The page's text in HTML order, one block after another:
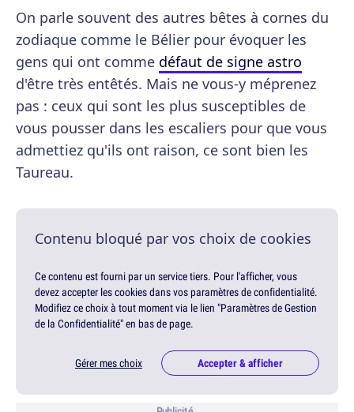
On parle souvent des autres bêtes à cornes du
zodiaque comme le Bélier pour évoquer les
gens qui ont comme défaut de signe astro
d'être très entêtés. Mais ne vous-y méprenez
pas : ceux qui sont les plus susceptibles de
vous pousser dans les escaliers pour que vous
admettiez qu'ils ont raison, ce sont bien les
Taureau.
Contenu bloqué par vos choix de cookies
Ce contenu est fourni par un service tiers. Pour l'afficher, vous
devez accepter les cookies dans vos paramètres de confidentialité.
Modifiez ce choix à tout moment via le lien "Paramètres de Gestion
de la Confidentialité" en bas de page.
Gérer mes choix Accepter & afficher